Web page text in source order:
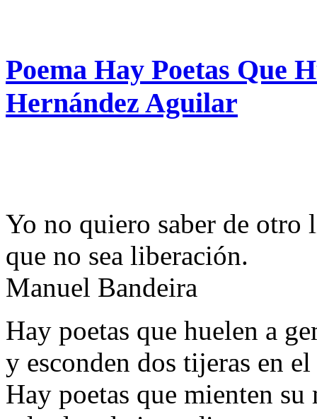
Poema Hay Poetas Que
Hernández Aguilar
Yo no quiero saber de otro
que no sea liberación.
Manuel Bandeira
Hay poetas que huelen a
y esconden dos tijeras en
Hay poetas que mienten su